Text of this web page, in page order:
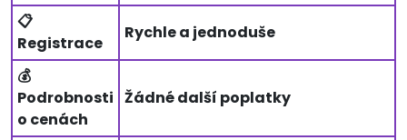
📋
Registrace
Rychle a jednoduše
💰
Podrobnosti
o cenách
Žádné další poplatky